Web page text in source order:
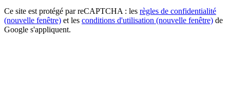
Ce site est protégé par reCAPTCHA : les règles de confidentialité
(nouvelle fenêtre) et les conditions d'utilisation (nouvelle fenêtre) de
Google s'appliquent.